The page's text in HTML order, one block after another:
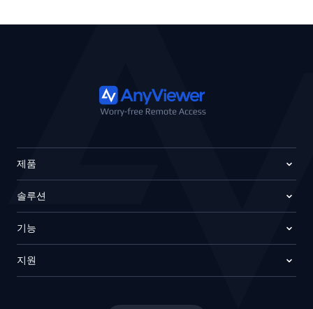
제품
솔루션
기능
지원